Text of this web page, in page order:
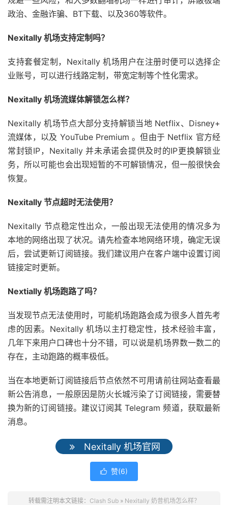
政治、金融诈骗、BT下载、以及360等软件。
Nexitally 机场支持定制吗？
支持套餐定制，Nexitally 机场用户在注册时便可以选择企
业账号，可以进行线路定制，带宽定制等个性化需求。
Nexitally 机场流媒体解锁怎么样？
Nexitally 机场节点大部分支持解锁当地 Netflix、Disney+
流媒体，以及 YouTube Premium 。但由于 Netflix 官方经
常封锁IP，Nexitally 并未承诺会提供及时的IP更换解锁业
务，所以可能也会出现短暂的不可解锁情况，但一般很快会
恢复。
Nexitally 节点超时无法使用？
Nexitally 节点稳定性出众，一般出现无法使用的情况多为
本地的网络出现了状况。请先检查本地网络环境，确定无误
后，尝试更新订阅链接。我们建议用户在客户端中设置订阅
链接定时更新。
Nextially 机场跑路了吗？
当发现节点无法使用时，可能机场跑路会成为很多人首先考
虑的因素。Nexitally 机场以主打稳定性，技术经验丰富，
几年下来用户口碑也十分不错，可以说是机场界数一数二的
存在，主动跑路的概率极低。
当在本地更新订阅链接后节点依然不可用请前往网站查看最
新公告消息，一般原因是防火长城污染了订阅链接，需要替
换为新的订阅链接。建议订阅其 Telegram 频道，获取最新
消息。
Nexitally 机场官网
 赞(6)
转载需注明本文链接： Clash Sub» Nexitally 奶昔机场怎么样？